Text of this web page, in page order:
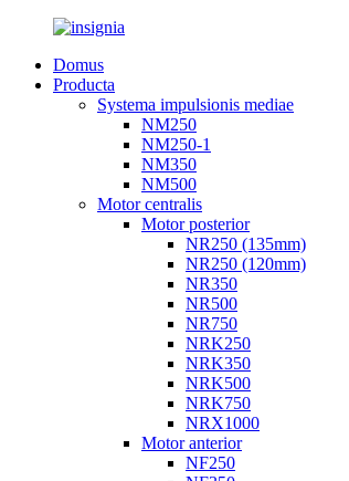
Domus
Producta
Systema impulsionis mediae
NM250
NM250-1
NM350
NM500
Motor centralis
Motor posterior
NR250 (135mm)
NR250 (120mm)
NR350
NR500
NR750
NRK250
NRK350
NRK500
NRK750
NRX1000
Motor anterior
NF250